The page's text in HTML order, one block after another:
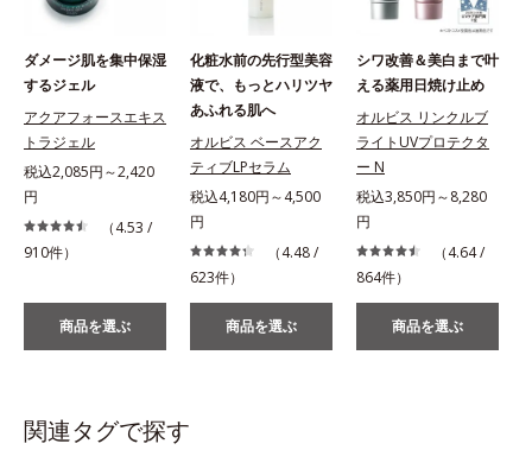
ダメージ肌を集中保湿
するジェル
アクアフォースエキス
トラジェル
税込2,085円～2,420
円
（4.53 /
910件）
商品を選ぶ
化粧水前の先行型美容
液で、もっとハリツヤ
あふれる肌へ
オルビス ベースアク
ティブLPセラム
税込4,180円～4,500
円
（4.48 /
623件）
商品を選ぶ
シワ改善＆美白まで叶
える薬用日焼け止め
オルビス リンクルブ
ライトUVプロテクタ
ー N
税込3,850円～8,280
円
（4.64 /
864件）
商品を選ぶ
関連タグで探す